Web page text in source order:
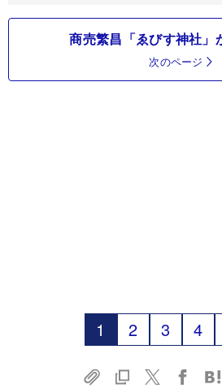
商売繁昌「ゑびす神社」
次のページ
1 2 3 4